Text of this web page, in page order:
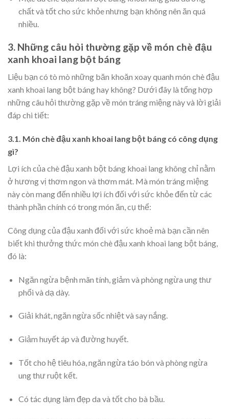
chất và tốt cho sức khỏe nhưng bạn không nên ăn quá
nhiều.
3. Những câu hỏi thường gặp về món chè đậu
xanh khoai lang bột báng
Liệu bạn có tò mò những băn khoăn xoay quanh món chè đậu
xanh khoai lang bột báng hay không? Dưới đây là tổng hợp
những câu hỏi thường gặp về món tráng miệng này và lời giải
đáp chi tiết:
3.1. Món chè đậu xanh khoai lang bột báng có công dụng
gì?
Lợi ích của chè đậu xanh bột báng khoai lang không chỉ nằm
ở hương vị thơm ngon và thơm mát. Mà món tráng miệng
này còn mang đến nhiều lợi ích đối với sức khỏe đến từ các
thành phần chính có trong món ăn, cụ thể:
Công dụng của đậu xanh đối với sức khoẻ mà bạn cần nên
biết khi thưởng thức món chè đậu xanh khoai lang bột báng,
đó là:
Ngăn ngừa bệnh mãn tính, giảm và phòng ngừa ung thư
phổi và dạ dày.
Giải khát, ngăn ngừa sốc nhiệt và say nắng.
Giảm huyết áp và đường huyết.
Tốt cho hệ tiêu hóa, ngăn ngừa táo bón và phòng ngừa
ung thư ruột kết.
Có tác dụng làm đẹp da và tốt cho bà bầu.